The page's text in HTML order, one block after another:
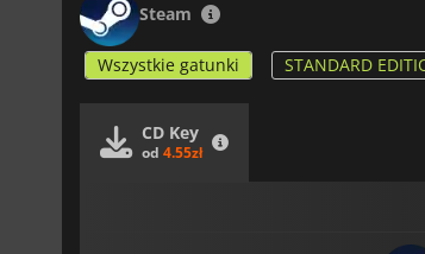
Steam
Wszystkie gatunki STANDARD
CD Key
od 4.55zł